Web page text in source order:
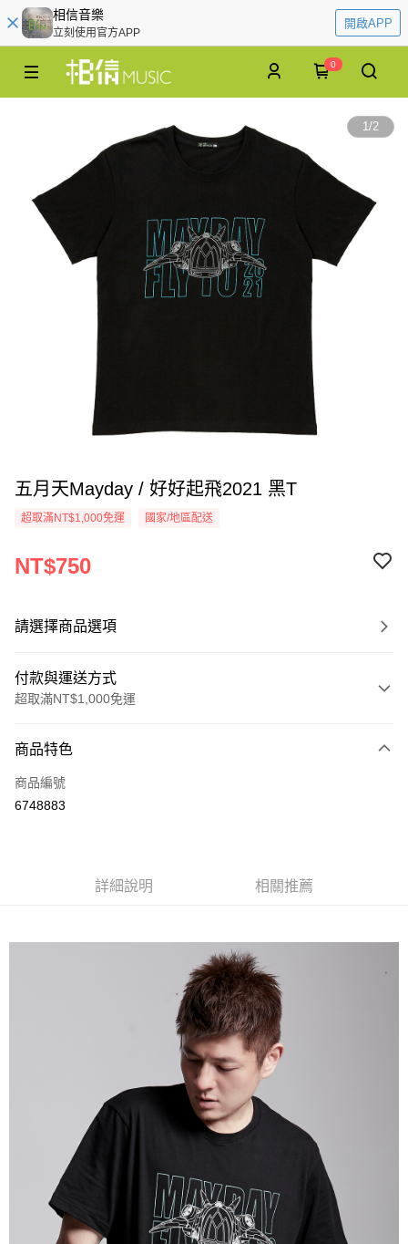
相信音樂
立刻使用官方APP
開啟APP
0
1/2
五月天Mayday / 好好起飛2021 黑T
超取滿NT$1,000免運 國家/地區配送
NT$750
請選擇商品選項
付款與運送方式
超取滿NT$1,000免運
信用卡一次付款
超商取貨付款
每筆NT$65，滿NT$1,000(含以上)免運費
付款後全家取貨
每筆NT$65，滿NT$1,000(含以上)免運費
7-11取貨付款
每筆NT$65，滿NT$1,000(含以上)免運費
商品特色
商品編號
6748883
詳細說明 相關推薦